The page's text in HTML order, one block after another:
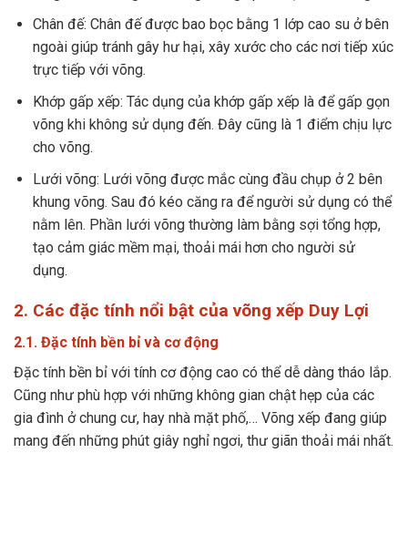
Chân đế: Chân đế được bao bọc bằng 1 lớp cao su ở bên
ngoài giúp tránh gây hư hại, xây xước cho các nơi tiếp xúc
trực tiếp với võng.
Khớp gấp xếp: Tác dụng của khớp gấp xếp là để gấp gọn
võng khi không sử dụng đến. Đây cũng là 1 điểm chịu lực
cho võng.
Lưới võng: Lưới võng được mắc cùng đầu chụp ở 2 bên
khung võng. Sau đó kéo căng ra để người sử dụng có thể
nằm lên. Phần lưới võng thường làm bằng sợi tổng hợp,
tạo cảm giác mềm mại, thoải mái hơn cho người sử
dụng.
2. Các đặc tính nổi bật của võng xếp Duy Lợi
2.1. Đặc tính bền bỉ và cơ động
Đặc tính bền bỉ với tính cơ động cao có thể dễ dàng tháo lắp.
Cũng như phù hợp với những không gian chật hẹp của các
gia đình ở chung cư, hay nhà mặt phố,… Võng xếp đang giúp
mang đến những phút giây nghỉ ngơi, thư giãn thoải mái nhất.